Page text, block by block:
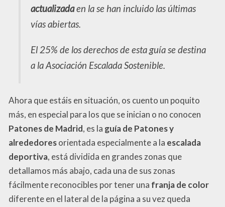
actualizadaen la se han incluido las últimas
vías abiertas.
El 25% de los derechos de esta guía se destina
a la Asociación Escalada Sostenible.
Ahora que estáis en situación, os cuento un poquito
más, en especial para los que se inician o no conocen
Patones de Madrid, es la guía de Patones y
alrededoresorientada especialmente a la escalada
deportiva, está dividida en grandes zonas que
detallamos más abajo, cada una de sus zonas
fácilmente reconocibles por tener una franja de color
diferente en el lateral de la página a su vez queda